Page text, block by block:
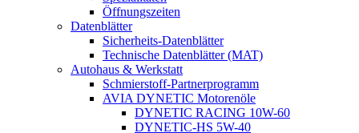
Öffnungszeiten
Datenblätter
Sicherheits-Datenblätter
Technische Datenblätter (MAT)
Autohaus & Werkstatt
Schmierstoff-Partnerprogramm
AVIA DYNETIC Motorenöle
DYNETIC RACING 10W-60
DYNETIC-HS 5W-40